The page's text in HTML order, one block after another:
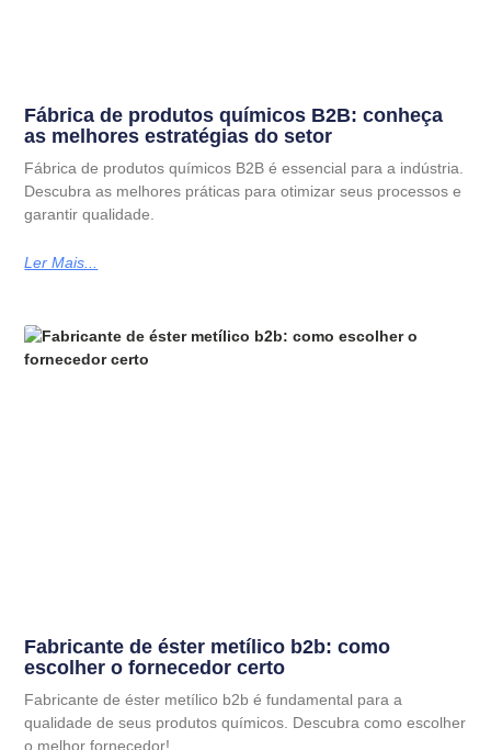
Fábrica de produtos químicos B2B: conheça
as melhores estratégias do setor
Fábrica de produtos químicos B2B é essencial para a indústria.
Descubra as melhores práticas para otimizar seus processos e
garantir qualidade.
Ler Mais...
Fabricante de éster metílico b2b: como
escolher o fornecedor certo
Fabricante de éster metílico b2b é fundamental para a
qualidade de seus produtos químicos. Descubra como escolher
o melhor fornecedor!